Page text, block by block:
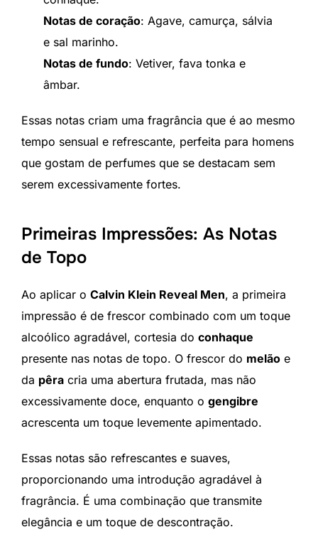
Notas de coração: Agave, camurça, sálvia
e sal marinho.
Notas de fundo: Vetiver, fava tonka e
âmbar.
Essas notas criam uma fragrância que é ao mesmo
tempo sensual e refrescante, perfeita para homens
que gostam de perfumes que se destacam sem
serem excessivamente fortes.
Primeiras Impressões: As Notas
de Topo
Ao aplicar o Calvin Klein Reveal Men, a primeira
impressão é de frescor combinado com um toque
alcoólico agradável, cortesia do conhaque
presente nas notas de topo. O frescor do melão e
da pêra cria uma abertura frutada, mas não
excessivamente doce, enquanto o gengibre
acrescenta um toque levemente apimentado.
Essas notas são refrescantes e suaves,
proporcionando uma introdução agradável à
fragrância. É uma combinação que transmite
elegância e um toque de descontração.